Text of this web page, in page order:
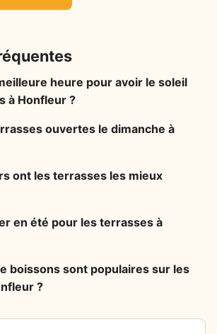
heure pour avoir le soleil
à Honfleur ?
ouvertes le dimanche à
ont les terrasses les mieux
en été pour les terrasses à
boissons sont populaires sur les
?